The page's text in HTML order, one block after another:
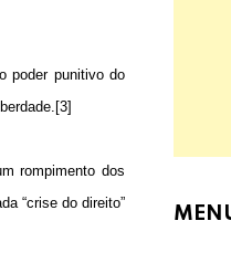
poder punitivo do
rompimento dos
“crise do direito”